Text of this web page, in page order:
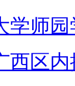
学师
西区